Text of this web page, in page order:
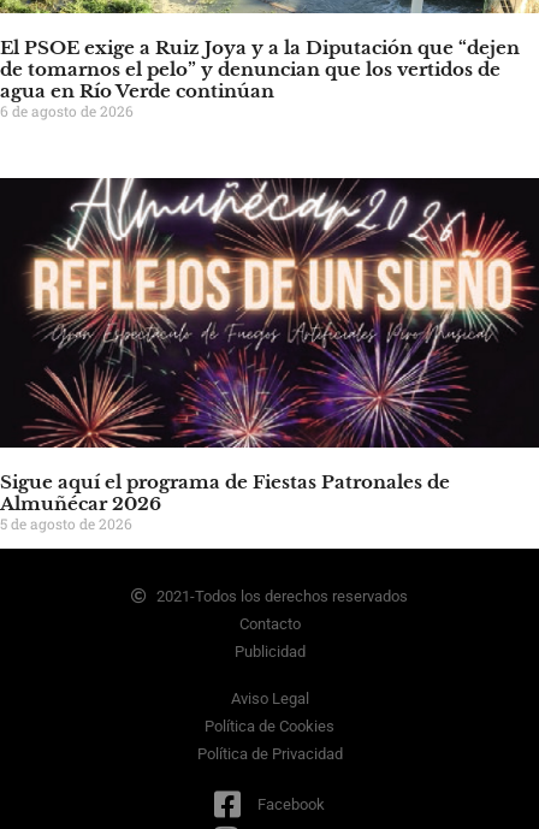
El PSOE exige a Ruiz Joya y a la Diputación que “dejen
de tomarnos el pelo” y denuncian que los vertidos de
agua en Río Verde continúan
6 de agosto de 2026
Sigue aquí el programa de Fiestas Patronales de
Almuñécar 2026
5 de agosto de 2026
2021-Todos los derechos reservados
Contacto
Publicidad
Aviso Legal
Política de Cookies
Política de Privacidad
Facebook